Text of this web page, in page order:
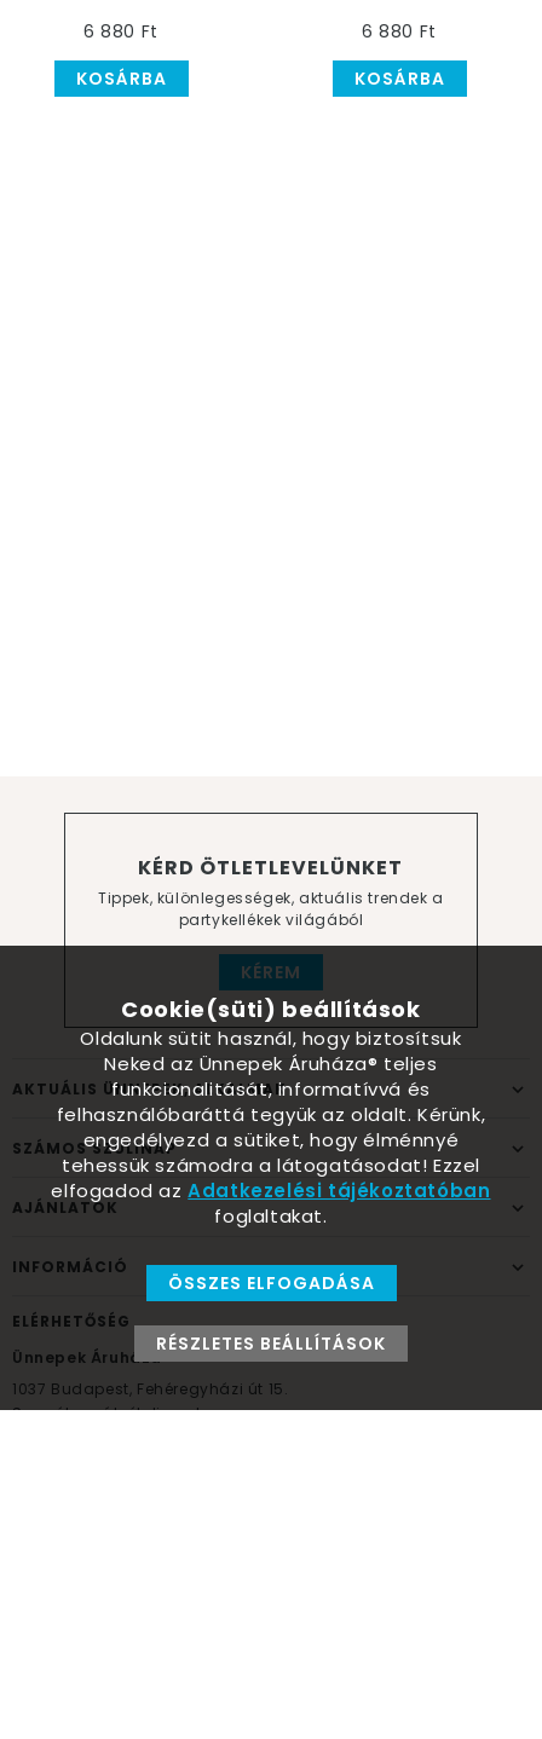
6 880 Ft
KOSÁRBA
cm
6 880 Ft
KOSÁRBA
KÉRD ÖTLETLEVELÜNKET
Tippek, különlegességek, aktuális trendek a
partykellékek világából
KÉREM
AKTUÁLIS ÜNNEPEK, ALKALMAK
SZÁMOS SZÜLINAP
AJÁNLATOK
INFORMÁCIÓ
ELÉRHETŐSÉG
Ünnepek Áruháza
1037 Budapest, Fehéregyházi út 15.
Személyes átvételi pont
Cookie(süti) beállítások
Oldalunk sütit használ, hogy biztosítsuk
Neked az Ünnepek Áruháza® teljes
funkcionalitását, informatívvá és
felhasználóbaráttá tegyük az oldalt. Kérünk,
engedélyezd a sütiket, hogy élménnyé
tehessük számodra a látogatásodat! Ezzel
elfogadod azAdatkezelési tájékoztatóban
foglaltakat.
ÖSSZES ELFOGADÁSA
RÉSZLETES BEÁLLÍTÁSOK